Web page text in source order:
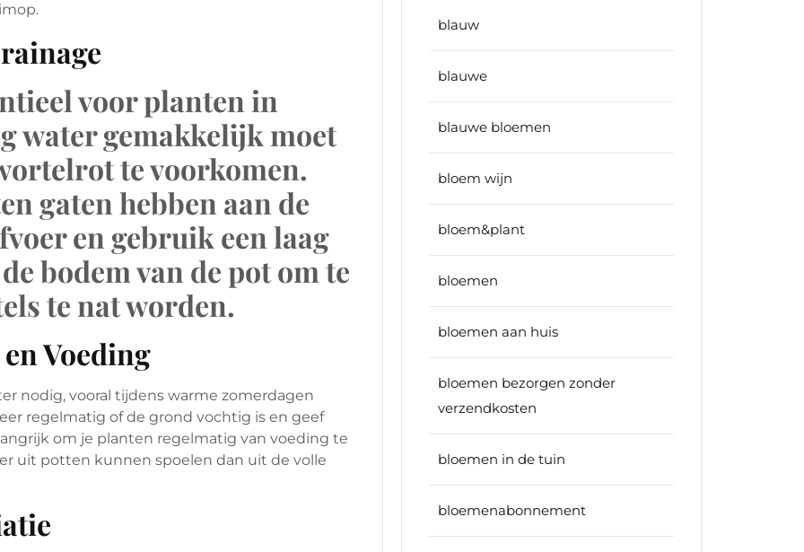
voor planten in
water gemakkelijk moet
te voorkomen.
gaten hebben aan de
en gebruik een laag
bodem van de pot om te
te nat worden.
Voeding
nodig, vooral tijdens warme zomerdagen
regelmatig of de grond vochtig is en geef
om je planten regelmatig van voeding te
uit potten kunnen spoelen dan uit de volle
blauw
blauwe
blauwe bloemen
bloem wijn
bloem&plant
bloemen
bloemen aan huis
bloemen bezorgen zonder
verzendkosten
bloemen in de tuin
bloemenabonnement